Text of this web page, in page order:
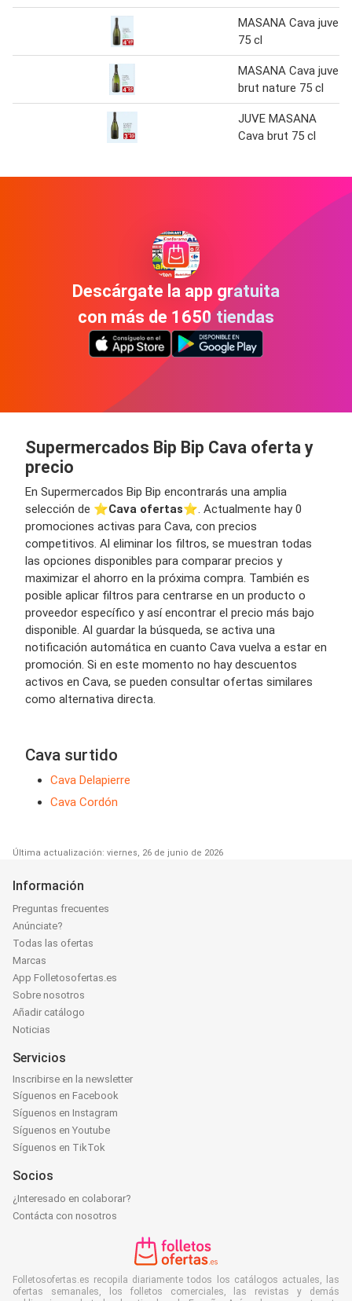
MASANA Cava juve
75 cl
MASANA Cava juve
brut nature 75 cl
JUVE MASANA
Cava brut 75 cl
Descárgate la app gratuita
con más de 1650 tiendas
Supermercados Bip Bip Cava oferta y
precio
En Supermercados Bip Bip encontrarás una amplia
selección de ⭐️Cava ofertas⭐️. Actualmente hay 0
promociones activas para Cava, con precios
competitivos. Al eliminar los filtros, se muestran todas
las opciones disponibles para comparar precios y
maximizar el ahorro en la próxima compra. También es
posible aplicar filtros para centrarse en un producto o
proveedor específico y así encontrar el precio más bajo
disponible. Al guardar la búsqueda, se activa una
notificación automática en cuanto Cava vuelva a estar en
promoción. Si en este momento no hay descuentos
activos en Cava, se pueden consultar ofertas similares
como alternativa directa.
Cava surtido
Cava Delapierre
Cava Cordón
Última actualización: viernes, 26 de junio de 2026
Información
Preguntas frecuentes
Anúnciate?
Todas las ofertas
Marcas
App Folletosofertas.es
Sobre nosotros
Añadir catálogo
Noticias
Servicios
Inscribirse en la newsletter
Síguenos en Facebook
Síguenos en Instagram
Síguenos en Youtube
Síguenos en TikTok
Socios
¿Interesado en colaborar?
Contácta con nosotros
Folletosofertas.es recopila diariamente todos los catálogos actuales, las
ofertas semanales, los folletos comerciales, las revistas y demás